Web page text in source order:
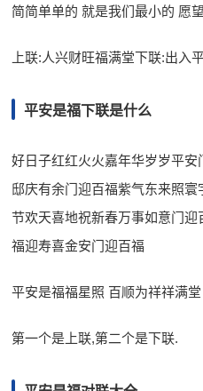
简简单单的 就是我们最小的 愿望
上联:人兴财旺福满堂下联:出入
平安是福下联是什么
好日子红红火火嘉年华岁岁平
邸庆有余门迎百福紫气东来照
节欢天喜地祝新春万事如意门
福迎寿喜金安门迎百福
平安是福福星照 百顺为祥祥满堂
第一个是上联,第二个是下联.